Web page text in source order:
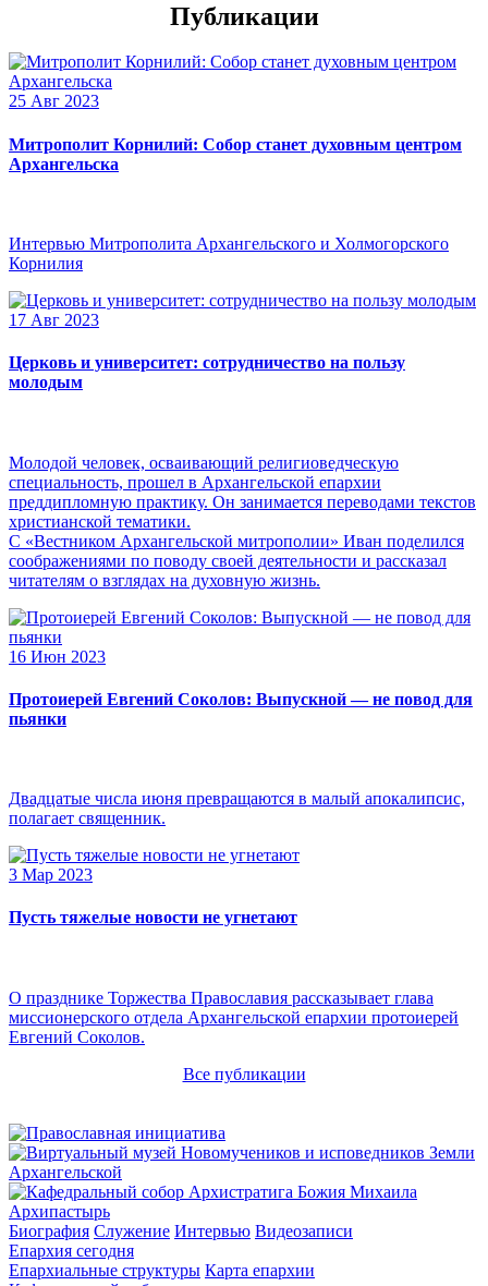
Публикации
25 Авг 2023
Митрополит Корнилий: Собор станет духовным центром
Архангельска
Интервью Митрополита Архангельского и Холмогорского
Корнилия
17 Авг 2023
Церковь и университет: сотрудничество на пользу
молодым
Молодой человек, осваивающий религиоведческую
специальность, прошел в Архангельской епархии
преддипломную практику. Он занимается переводами текстов
христианской тематики.
С «Вестником Архангельской митрополии» Иван поделился
соображениями по поводу своей деятельности и рассказал
читателям о взглядах на духовную жизнь.
16 Июн 2023
Протоиерей Евгений Соколов: Выпускной — не повод для
пьянки
Двадцатые числа июня превращаются в малый апокалипсис,
полагает священник.
3 Мар 2023
Пусть тяжелые новости не угнетают
О празднике Торжества Православия рассказывает глава
миссионерского отдела Архангельской епархии протоиерей
Евгений Соколов.
Все публикации
Архипастырь
Биография Служение Интервью Видеозаписи
Епархия сегодня
Епархиальные структуры Карта епархии